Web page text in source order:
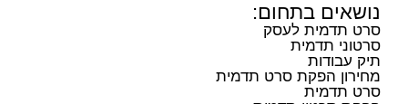
נושאים בתחום:
סרט תדמית לעסק
סרטוני תדמית
תיק עבודות
מחירון הפקת סרט תדמית
סרט תדמית